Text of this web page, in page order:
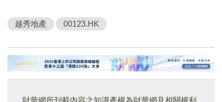
越秀地產 00123.HK
財華網所刊載內容之知識產權為財華網及相關權利